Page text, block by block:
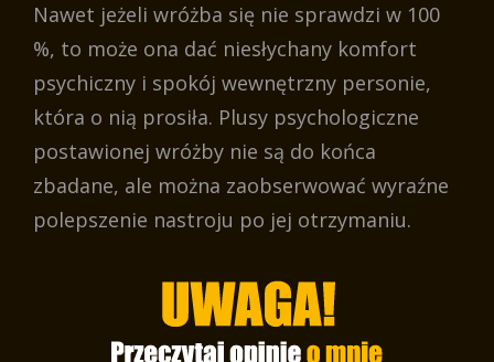
Nawet jeżeli wróżba się nie sprawdzi w 100
%, to może ona dać niesłychany komfort
psychiczny i spokój wewnętrzny personie,
która o nią prosiła. Plusy psychologiczne
postawionej wróżby nie są do końca
zbadane, ale można zaobserwować wyraźne
polepszenie nastroju po jej otrzymaniu.